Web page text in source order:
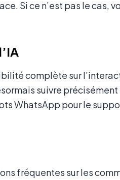
Si ce n’est pas le cas,
complète sur
suivre
WhatsApp pour le
fréquentes sur les